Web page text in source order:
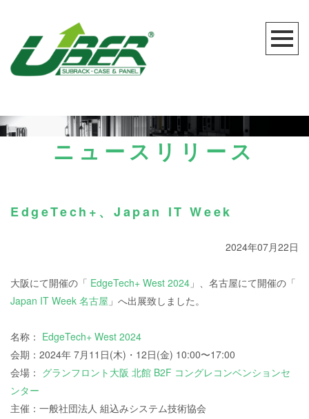
ニュースリリース
EdgeTech+、Japan IT Week
2024年07月22日
大阪にて開催の「 EdgeTech+ West 2024 」、名古屋にて開催の「
Japan IT Week 名古屋 」へ出展致しました。
名称： EdgeTech+ West 2024
会期：2024年 7月11日(木)・12日(金) 10:00〜17:00
会場： グランフロント大阪 北館 B2F コングレコンベンションセ
ンター
主催：一般社団法人 組込みシステム技術協会